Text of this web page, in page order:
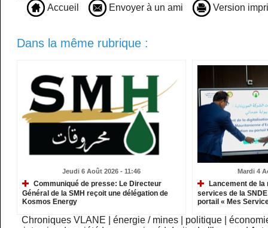
Accueil Envoyer à un ami Version
Dans la même rubrique :
Jeudi 6 Août 2026 - 11:46
Communiqué de presse: Le Directeur
Général de la SMH reçoit une délégation de
Kosmos Energy
Mardi 4
Lancement de
services de la
portail « Mes
Chroniques VLANE énergie / mines politique